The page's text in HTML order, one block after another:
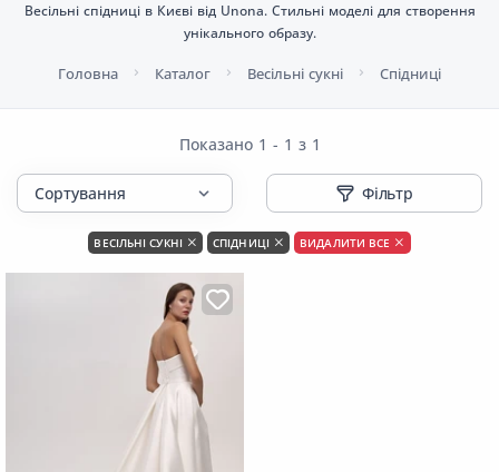
Весільні спідниці в Києві від Unona. Стильні моделі для створення
унікального образу.
Головна Каталог Весільні сукні Спідниці
Показано 1 - 1 з 1
Фільтр
ВЕСІЛЬНІ СУКНІ СПІДНИЦІ ВИДАЛИТИ ВСЕ